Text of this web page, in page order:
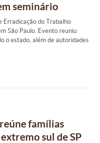
seminário
Erradicação do Trabalho
São Paulo. Evento reuniu
o estado, além de autoridades
famílias
sul de SP